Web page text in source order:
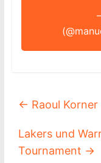
← Raoul
Lakers und
Tournament →